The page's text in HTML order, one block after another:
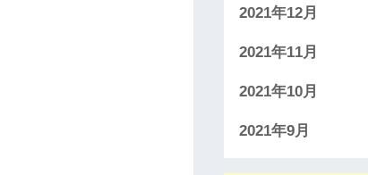
2021年12月
2021年11月
2021年10月
2021年9月